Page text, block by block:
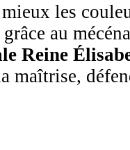
les
grâce au
Reine
maîtrise,